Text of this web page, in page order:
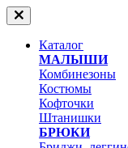
Каталог
МАЛЫШИ
Комбинезоны
Костюмы
Кофточки
Штанишки
БРЮКИ